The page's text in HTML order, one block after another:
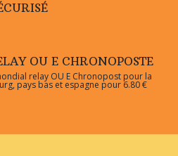
OU E CHRONOPOSTE
relay OU E Chronopost pour la
pays bas et espagne pour 6.80 €